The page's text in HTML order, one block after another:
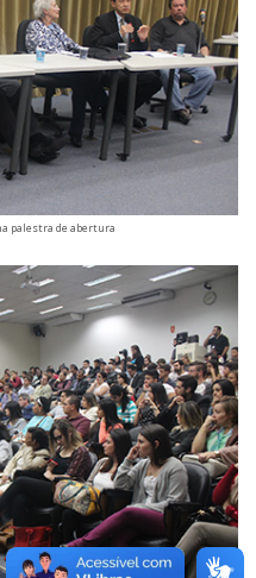
palestra de abertura